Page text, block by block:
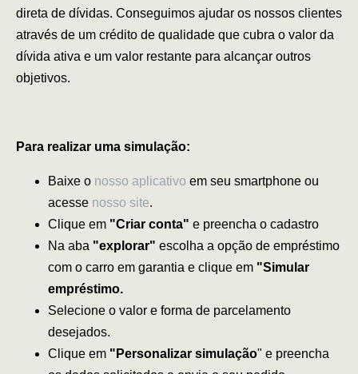
direta de dívidas. Conseguimos ajudar os nossos clientes
através de um crédito de qualidade que cubra o valor da
dívida ativa e um valor restante para alcançar outros
objetivos.
Para realizar uma simulação:
Baixe o nosso aplicativo em seu smartphone ou
acesse nosso site.
Clique em "Criar conta" e preencha o cadastro
Na aba "explorar" escolha a opção de empréstimo
com o carro em garantia e clique em "Simular
empréstimo.
Selecione o valor e forma de parcelamento
desejados.
Clique em "Personalizar simulação" e preencha